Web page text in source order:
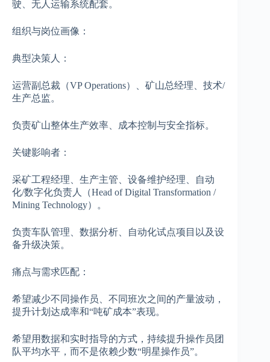
驶、无人运输系统配套。
组织与岗位画像：
典型决策人：
运营副总裁（VP Operations）、矿山总经理、技术/
生产总监。
负责矿山整体生产效率、成本控制与安全指标。
关键影响者：
采矿工程经理、生产主管、设备维护经理、自动
化/数字化负责人（Head of Digital Transformation /
Mining Technology）。
负责车队管理、数据分析、自动化试点项目以及设
备升级决策。
痛点与需求匹配：
希望减少不同操作员、不同班次之间的产量波动，
提升计划达成率和“吨矿成本”表现。
希望用数据和实时指导的方式，持续提升操作员团
队平均水平，而不是依赖少数“明星操作员”。